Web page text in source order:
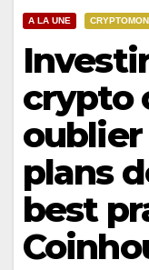
A LA UNE
crypto
oublier
plans
best